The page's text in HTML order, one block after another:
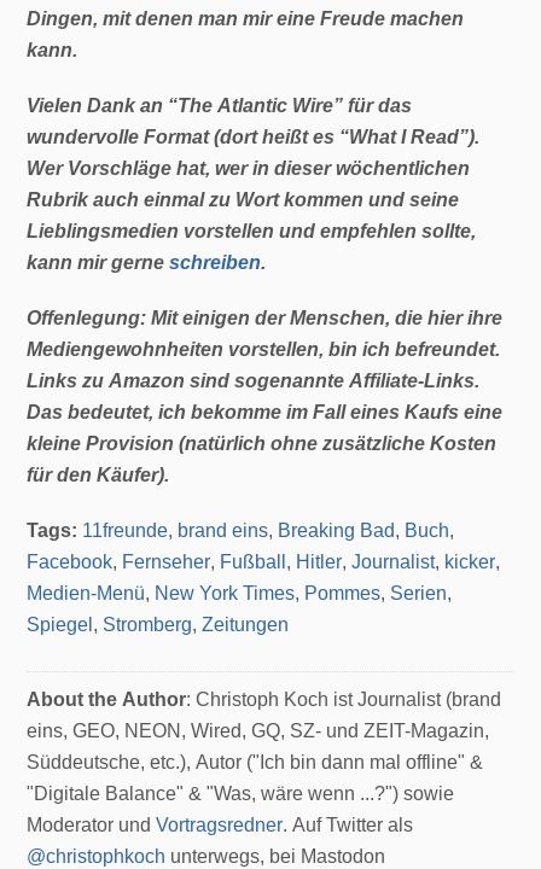
Dingen, mit denen man mir eine Freude machen
kann.
Vielen Dank an “The Atlantic Wire” für das
wundervolle Format (dort heißt es “What I Read”).
Wer Vorschläge hat, wer in dieser wöchentlichen
Rubrik auch einmal zu Wort kommen und seine
Lieblingsmedien vorstellen und empfehlen sollte,
kann mir gerneschreiben.
Offenlegung: Mit einigen der Menschen, die hier ihre
Mediengewohnheiten vorstellen, bin ich befreundet.
Links zu Amazon sind sogenannte Affiliate-Links.
Das bedeutet, ich bekomme im Fall eines Kaufs eine
kleine Provision (natürlich ohne zusätzliche Kosten
für den Käufer).
Tags: 11freunde, brand eins, Breaking Bad, Buch,
Facebook, Fernseher, Fußball , Hitler,Journalist, kicker,
Medien-Menü, New York Times, Pommes, Serien,
Spiegel , Stromberg,Zeitungen
About the Author: Christoph Koch ist Journalist (brand
eins, GEO, NEON, Wired, GQ, SZ- und ZEIT-Magazin,
Süddeutsche, etc.), Autor ("Ich bin dann mal offline" &
"Digitale Balance" & "Was, wäre wenn ...?") sowie
Moderator undVortragsredner. Auf Twitter als
@christophkoch unterwegs, bei Mastodon